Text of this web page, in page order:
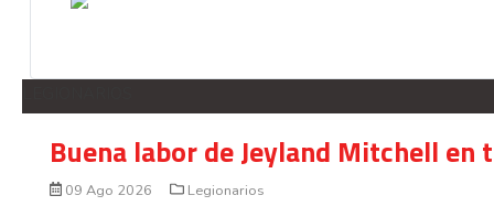
Buena labor de Jeyland Mitchell
09 Ago 2026 Legionarios